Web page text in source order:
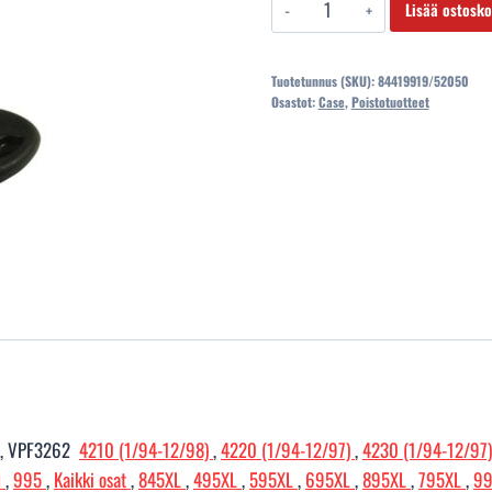
VIRTALUKKO
määrä
Lisää
Tuotetunnus (SKU):84419919/52050
Osastot:Case,Poistotuotteet
VPF3262 4210 (1/94-12/98),4220 (1/94-12/97),4230 (1/94-12/97)
,995, Kaikki osat,845XL,495XL,595XL, 695XL,895XL,795XL,